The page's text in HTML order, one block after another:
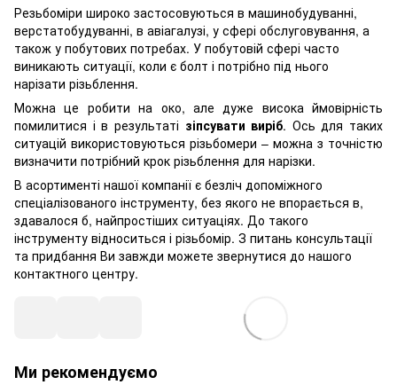
Резьбоміри широко застосовуються в машинобудуванні,
верстатобудуванні, в авіагалузі, у сфері обслуговування, а
також у побутових потребах. У побутовій сфері часто
виникають ситуації, коли є болт і потрібно під нього
нарізати різьблення.
Можна це робити на око, але дуже висока ймовірність
помилитися і в результаті зіпсувати виріб. Ось для таких
ситуацій використовуються різьбомери – можна з точністю
визначити потрібний крок різьблення для нарізки.
В асортименті нашої компанії є безліч допоміжного
спеціалізованого інструменту, без якого не впорається в,
здавалося б, найпростіших ситуаціях. До такого
інструменту відноситься і різьбомір. З питань консультації
та придбання Ви завжди можете звернутися до нашого
контактного центру.
Ми рекомендуємо